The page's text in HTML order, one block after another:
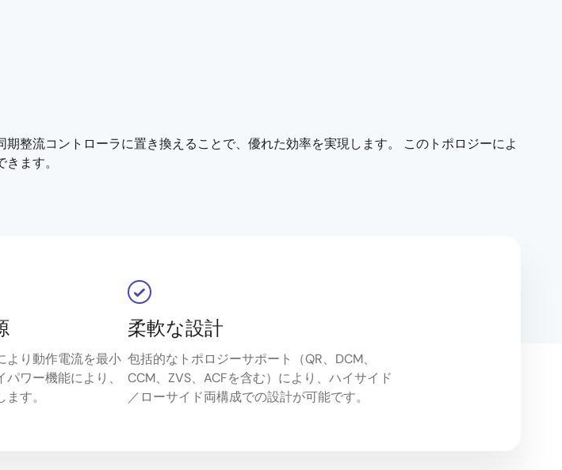
整流コントローラに置き換えることで、優れた効率を実現します。 このトポロジーによ
ます。
より動作電流を最小
ワー機能により、
す。
柔軟な設計
包括的なトポロジーサポート（QR、DCM、
CCM、ZVS、ACFを含む）により、ハイサイド
／ローサイド両構成での設計が可能です。